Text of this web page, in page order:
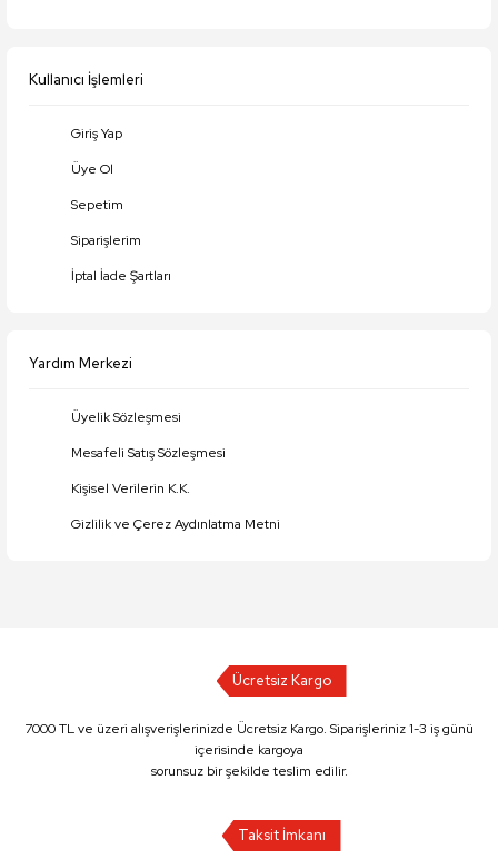
Ürün fiyatı diğer sitelerden daha pahalı.
Kullanıcı İşlemleri
Giriş Yap
Üye Ol
Sepetim
Siparişlerim
İptal İade Şartları
Yardım Merkezi
Üyelik Sözleşmesi
Mesafeli Satış Sözleşmesi
Kişisel Verilerin K.K.
Gizlilik ve Çerez Aydınlatma Metni
Ücretsiz Kargo
7000 TL ve üzeri alışverişlerinizde Ücretsiz Kargo. Siparişleriniz 1-3 iş günü
içerisinde kargoya
sorunsuz bir şekilde teslim edilir.
Taksit İmkanı